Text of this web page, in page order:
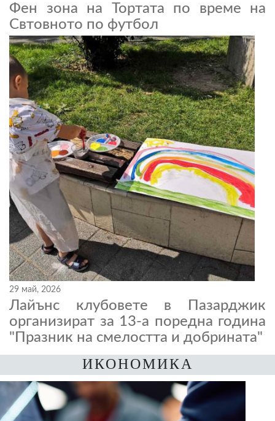
Фен зона на Тортата по време на
Свтовното по футбол
29 май, 2026
Лайънс клубовете в Пазарджик
организират за 13-а поредна година
"Празник на смелостта и добрината"
ИКОНОМИКА